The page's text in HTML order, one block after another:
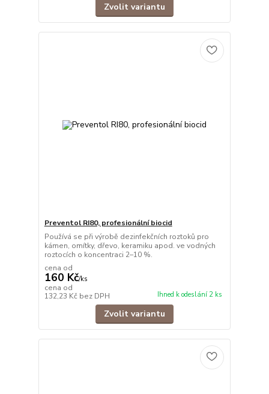
Zvolit variantu
Preventol RI80, profesionální biocid
Používá se při výrobě dezinfekčních roztoků pro
kámen, omítky, dřevo, keramiku apod. ve vodných
roztocích o koncentraci 2–10 %.
cena od
160 Kč/ks
cena od
132,23 Kč bez DPH Ihned k odeslání 2 ks
Zvolit variantu